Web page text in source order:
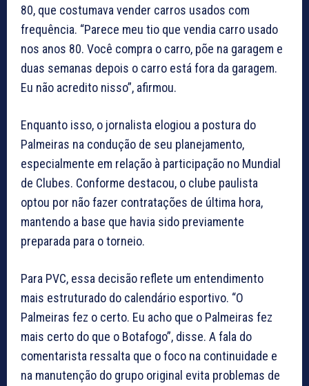
80, que costumava vender carros usados com
frequência. “Parece meu tio que vendia carro usado
nos anos 80. Você compra o carro, põe na garagem e
duas semanas depois o carro está fora da garagem.
Eu não acredito nisso”, afirmou.
Enquanto isso, o jornalista elogiou a postura do
Palmeiras na condução de seu planejamento,
especialmente em relação à participação no Mundial
de Clubes. Conforme destacou, o clube paulista
optou por não fazer contratações de última hora,
mantendo a base que havia sido previamente
preparada para o torneio.
Para PVC, essa decisão reflete um entendimento
mais estruturado do calendário esportivo. “O
Palmeiras fez o certo. Eu acho que o Palmeiras fez
mais certo do que o Botafogo”, disse. A fala do
comentarista ressalta que o foco na continuidade e
na manutenção do grupo original evita problemas de